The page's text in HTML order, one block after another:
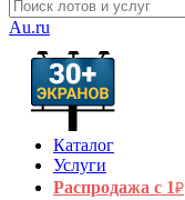
Au.ru
Каталог
Услуги
Распродажа с 1₽